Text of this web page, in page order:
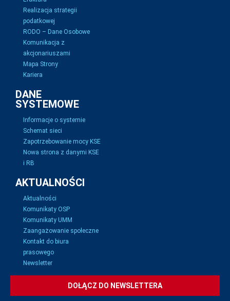
Realizacja strategii
podatkowej
RODO – Dane Osobowe
Komunikacja z
akcjonariuszami
Mapa Strony
Kariera
DANE
SYSTEMOWE
Informacje o systemie
Schemat sieci
Zapotrzebowanie mocy KSE
Nowa strona z danymi KSE
i RB
AKTUALNOŚCI
Aktualności
Komunikaty OSP
Komunikaty UMM
Zaangażowanie społeczne
Kontakt do biura
prasowego
Newsletter
DOŁĄCZ DO NEWSLETTERA